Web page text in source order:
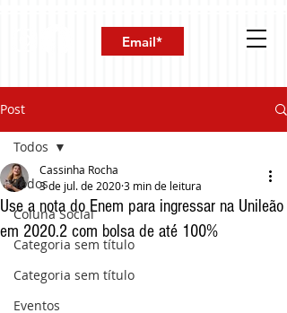
Post
Todos
Coluna Social
Categoria sem título
Categoria sem título
Eventos
Todos
Use a nota do Enem para ingressar na Unileão
em 2020.2 com bolsa de até 100%
Cassinha Rocha
3 de jul. de 20203 min de leitura